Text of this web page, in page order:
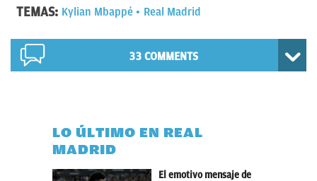
TEMAS: Kylian Mbappé Real Madrid
33 COMMENTS
LO ÚLTIMO EN REAL
MADRID
El emotivo mensaje de